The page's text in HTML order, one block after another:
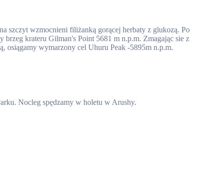
szczyt wzmocnieni filiżanką gorącej herbaty z glukozą. Po
brzeg krateru Gilman's Point 5681 m n.p.m. Zmagając sie z
osiągamy wymarzony cel Uhuru Peak -5895m n.p.m.
Nocleg spędzamy w holetu w Arushy.